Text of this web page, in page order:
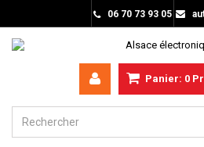
06 70 73 93 05
Panier: 0